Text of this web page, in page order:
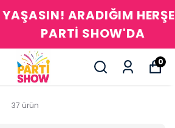
ARADIĞIM HERŞEY
SHOW'DA
0
37 ürün